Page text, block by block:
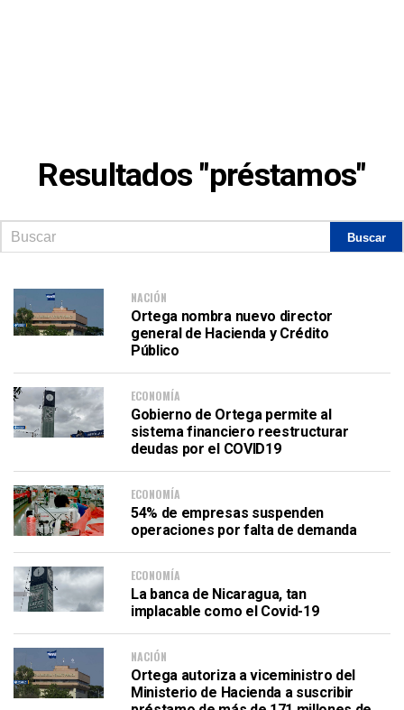
Resultados "préstamos"
NACIÓN
Ortega nombra nuevo director
general de Hacienda y Crédito
Público
ECONOMÍA
Gobierno de Ortega permite al
sistema financiero reestructurar
deudas por el COVID19
ECONOMÍA
54% de empresas suspenden
operaciones por falta de demanda
ECONOMÍA
La banca de Nicaragua, tan
implacable como el Covid-19
NACIÓN
Ortega autoriza a viceministro del
Ministerio de Hacienda a suscribir